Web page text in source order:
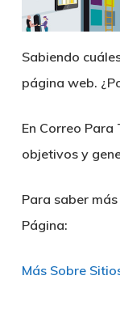
Sabiendo
página web.
En Correo
objetivos y
Para saber
Página:
Más Sobre